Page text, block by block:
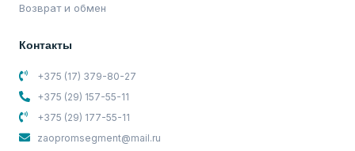
Возврат и обмен
Контакты
+375 (17) 379-80-27
+375 (29) 157-55-11
+375 (29) 177-55-11
zaopromsegment@mail.ru